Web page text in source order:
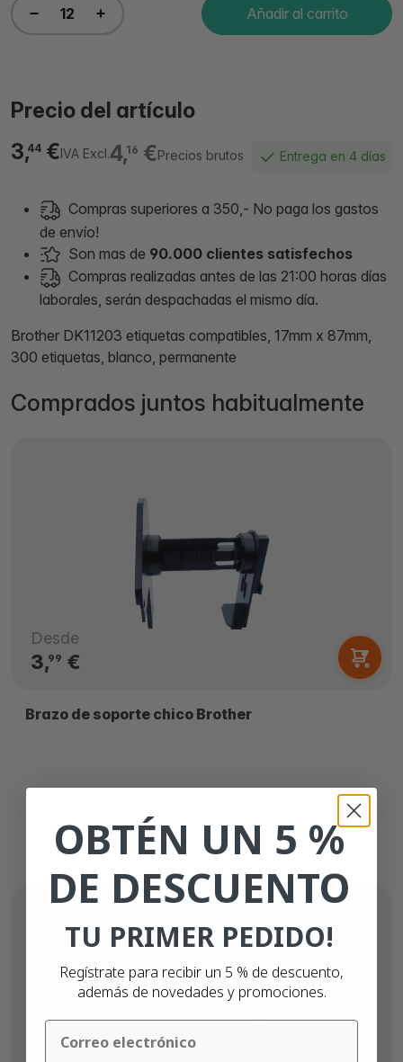
Añadir al carrito
Precio del artículo
4,16 €Precios brutos
3,44 €IVA Excl. Entrega en 4 días
Compras superiores a 350,- No paga los gastos
de envío!
Son mas de 90.000 clientes satisfechos
Compras realizadas antes de las 21:00 horas días
laborales, serán despachadas el mismo día.
Brother DK11203 etiquetas compatibles, 17mm x 87mm,
300 etiquetas, blanco, permanente
Comprados juntos habitualmente
Desde
3,99 €
Brazo de soporte chico Brother
OBTÉN UN 5 %
DE DESCUENTO
TU PRIMER PEDIDO!
Regístrate para recibir un 5 % de descuento,
además de novedades y promociones.
Email